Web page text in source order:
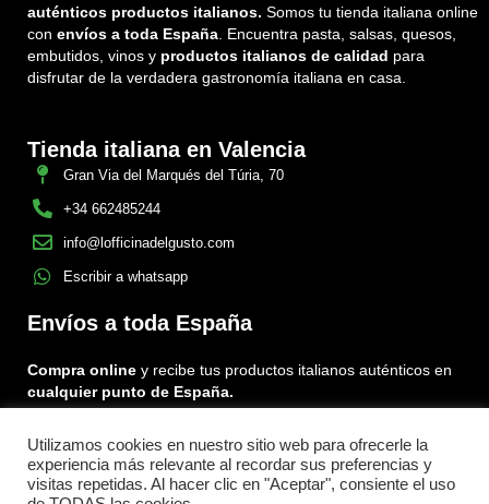
auténticos productos italianos. Somos tu tienda italiana online
con envíos a toda España . Encuentra pasta, salsas, quesos,
embutidos, vinos y productos italianos de calidad para
disfrutar de la verdadera gastronomía italiana en casa.
Tienda italiana en Valencia
Gran Via del Marqués del Túria, 70
+34 662485244
info@lofficinadelgusto.com
Escribir a whatsapp
Envíos a toda España
Compra online y recibe tus productos italianos auténticos en
cualquier punto de España.
Encuéntranos en:
FacebookInstagram
Tiktok
Utilizamos cookies en nuestro sitio web para ofrecerle la
experiencia más relevante al recordar sus preferencias y
visitas repetidas. Al hacer clic en "Aceptar", consiente el uso